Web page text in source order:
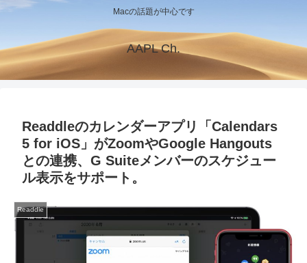
Macの話題が中心です
AAPL Ch.
Readdleのカレンダーアプリ「Calendars
5 for iOS」がZoomやGoogle Hangouts
との連携、G Suiteメンバーのスケジュー
ル表示をサポート。
Readdle